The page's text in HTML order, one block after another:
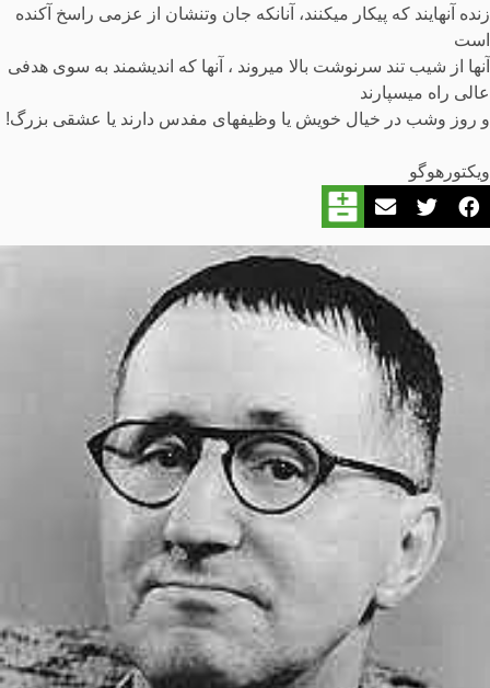
زنده آنهایند که پیکار می­کنند، آنانکه جان وتنشان از عزمی راسخ آکنده
است
آنها از شیب تند سرنوشت بالا می­روند ، آنها که اندیشمند به سوی هدفی
عالی راه می­سپارند
و روز وشب در خیال خویش یا وظیفه­ای مفدس دارند یا عشقی بزرگ!
ویکتورهوگو